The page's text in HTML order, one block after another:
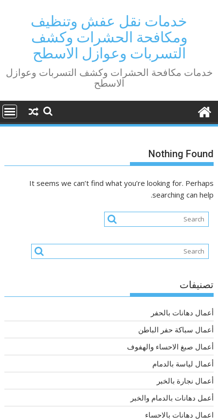
خدمات نقل عفش وتنظيف
ومكافحة الحشرات وكشف
التسربات وعوازل الاسطح
خدمات مكافحة الحشرات وكشف التسربات وعوازل
الاسطح
Nothing Found
It seems we can’t find what you’re looking for. Perhaps
searching can help.
تصنيفات
أعمال دهانات بالحفر
أعمال سباكة حفر الباطن
أعمال صبغ الاحساء والهفوف
أعمال لياسة بالدمام
أعمال نجارة بالخبر
أعمل دهانات بالدمام والخبر
اعمال دهانات بالاحساء